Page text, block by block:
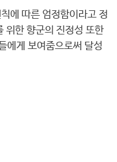
에 따른 엄정함이라고 정
위한 향군의 진정성 또한
에게 보여줌으로써 달성